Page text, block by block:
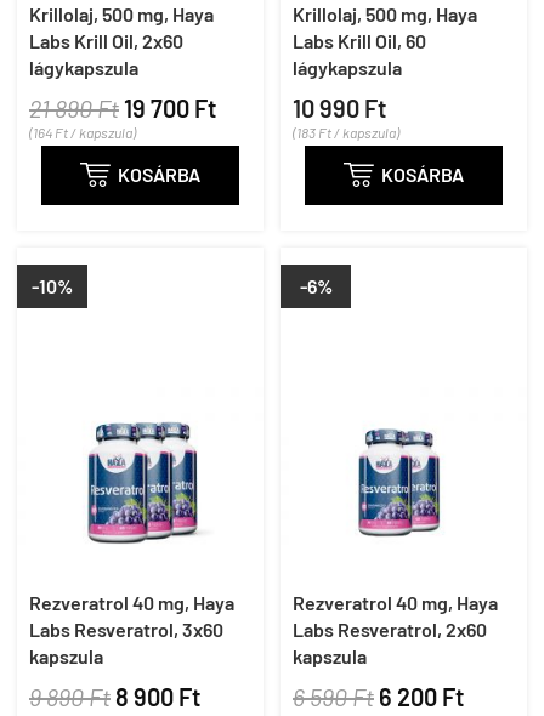
Krillolaj, 500 mg, Haya
Labs Krill Oil, 2x60
lágykapszula
21 890 Ft 19 700 Ft
(164 Ft / kapszula)
 KOSÁRBA
Krillolaj, 500 mg, Haya
Labs Krill Oil, 60
lágykapszula
10 990 Ft
(183 Ft / kapszula)
 KOSÁRBA
-10%
Rezveratrol 40 mg, Haya
Labs Resveratrol, 3x60
kapszula
9 890 Ft8 900 Ft
-6%
Rezveratrol 40 mg, Haya
Labs Resveratrol, 2x60
kapszula
6 590 Ft 6 200 Ft